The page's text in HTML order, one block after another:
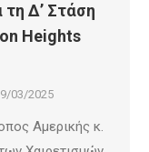
τη Δ’ Στάση
Heights
03/2025
Αμερικής κ.